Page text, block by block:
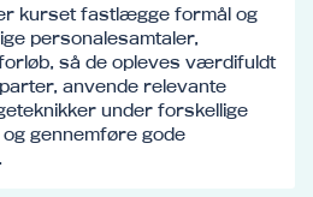
kurset fastlægge formål og
personalesamtaler,
så de opleves værdifuldt
anvende relevante
under forskellige
gennemføre gode